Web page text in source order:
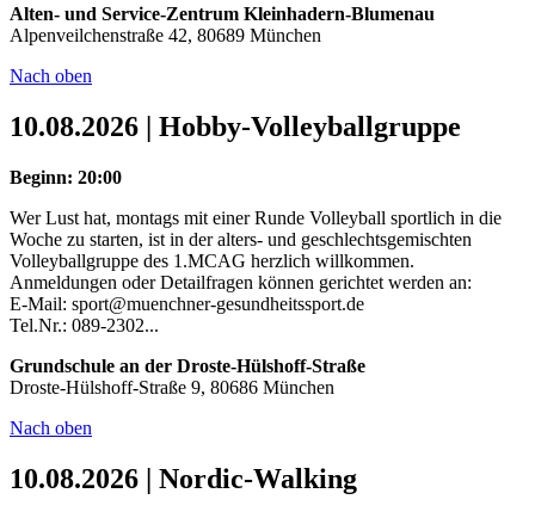
Alten- und Service-Zentrum Kleinhadern-Blumenau
Alpenveilchenstraße 42, 80689 München
Nach oben
10.08.2026 | Hobby-Volleyballgruppe
Beginn: 20:00
Wer Lust hat, montags mit einer Runde Volleyball sportlich in die
Woche zu starten, ist in der alters- und geschlechtsgemischten
Volleyballgruppe des 1.MCAG herzlich willkommen.
Anmeldungen oder Detailfragen können gerichtet werden an:
E-Mail: sport@muenchner-gesundheitssport.de
Tel.Nr.: 089-2302...
Grundschule an der Droste-Hülshoff-Straße
Droste-Hülshoff-Straße 9, 80686 München
Nach oben
10.08.2026 | Nordic-Walking